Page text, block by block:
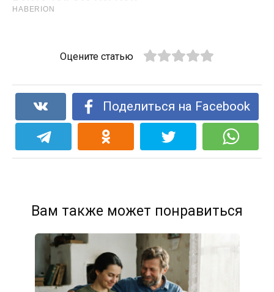
Оцените статью
Поделиться на Facebook
Вам также может понравиться